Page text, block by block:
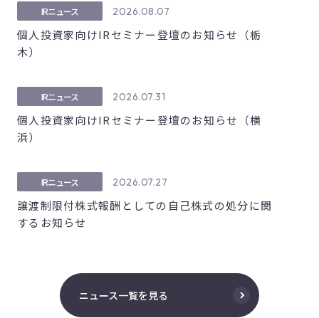
2026.08.07
IRニュース
個人投資家向けIRセミナー登壇のお知らせ（栃
木）
2026.07.31
IRニュース
個人投資家向けIRセミナー登壇のお知らせ（横
浜）
2026.07.27
IRニュース
譲渡制限付株式報酬としての自己株式の処分に関
するお知らせ
ニュース一覧を見る